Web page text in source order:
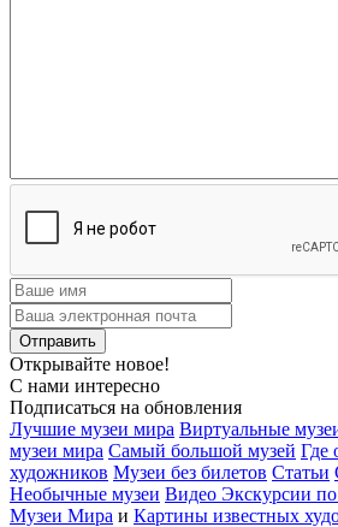
Открывайте новое!
С нами интересно
Подписаться на обновления
Лучшие музеи мира Виртуальные
музеи мира Самый большой музей Где
художников Музеи без билетов Статьи
Необычные музеи Видео Экскурсии
Музеи Мира и Картины известных